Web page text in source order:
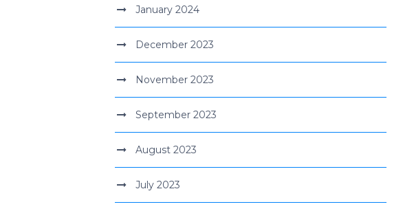
January 2024
December 2023
November 2023
September 2023
August 2023
July 2023